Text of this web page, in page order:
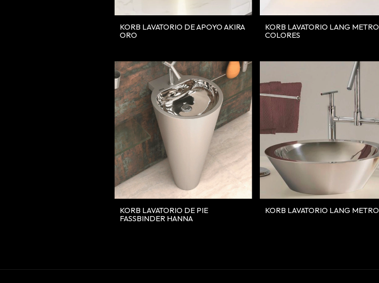
KORB LAVATORIO DE APOYO AKIRA
ORO
KORB LAVATORIO LANG METRO
COLORES
KORB LAVATORIO DE PIE
FASSBINDER HANNA
KORB LAVATORIO LANG METRO